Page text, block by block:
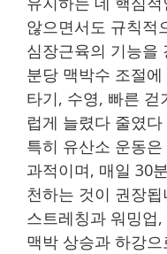
않으면서도 규칙적
심장근육의 기능을
분당 맥박수 조절
타기, 수영, 빠른 걷
럽게 늘렸다 줄였
특히 유산소 운동
과적이며, 매일 30
천하는 것이 권장
스트레칭과 워밍업
맥박 상승과 하강